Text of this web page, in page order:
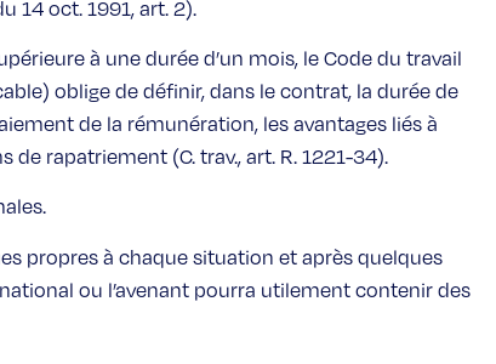
14 oct. 1991, art. 2).
à une durée d’un mois, le Code du travail
oblige de définir, dans le contrat, la durée de
de la rémunération, les avantages liés à
de rapatriement (C. trav., art. R. 1221-34).
propres à chaque situation et après quelques
ou l’avenant pourra utilement contenir des